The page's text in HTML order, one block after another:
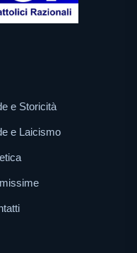
e Storicità
e Laicismo